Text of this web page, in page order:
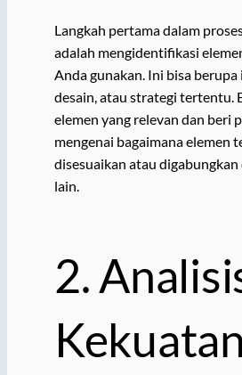
Langkah pertama dalam
adalah mengidentifikasi
Anda gunakan. Ini bisa berupa
desain, atau strategi tertentu.
elemen yang relevan dan beri
mengenai bagaimana elemen
disesuaikan atau digabungkan
lain.
2.